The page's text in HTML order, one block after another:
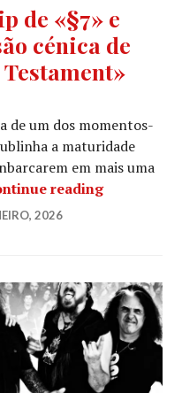
de «§7» e
cénica de
de um dos momentos-
a maturidade
em mais uma
readingOPETH
2026